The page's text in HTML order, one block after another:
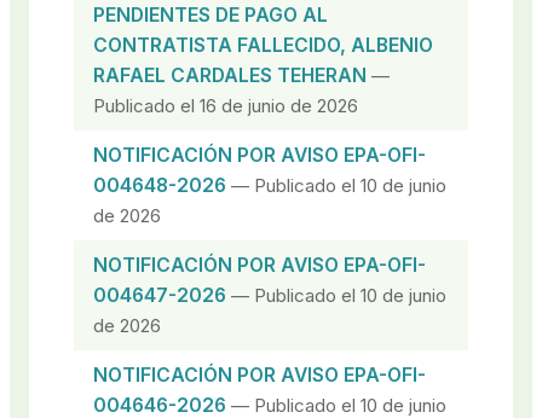
PENDIENTES DE PAGO AL
CONTRATISTA FALLECIDO, ALBENIO
RAFAEL CARDALES TEHERAN —
Publicado el 16 de junio de 2026
NOTIFICACIÓN POR AVISO EPA-OFI-
004648-2026 — Publicado el 10 de junio
de 2026
NOTIFICACIÓN POR AVISO EPA-OFI-
004647-2026 — Publicado el 10 de junio
de 2026
NOTIFICACIÓN POR AVISO EPA-OFI-
004646-2026 — Publicado el 10 de junio